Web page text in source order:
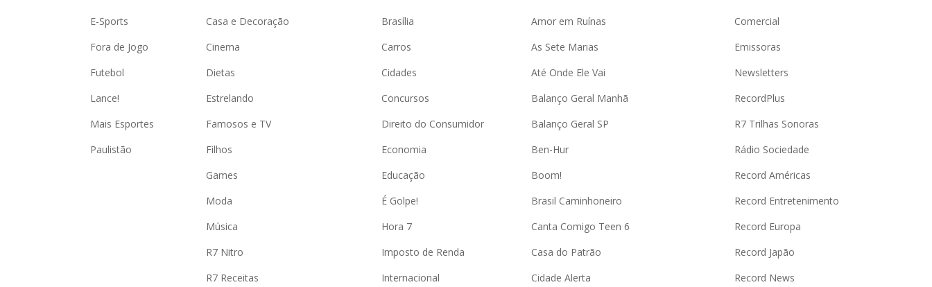
E-Sports
Fora de Jogo
Futebol
Lance!
Mais Esportes
Paulistão
Casa e Decoração
Cinema
Dietas
Estrelando
Famosos e TV
Filhos
Games
Moda
Música
R7 Nitro
R7 Receitas
Brasília
Carros
Cidades
Concursos
Direito do Consumidor
Economia
Educação
É Golpe!
Hora 7
Imposto de Renda
Internacional
Amor em Ruínas
As Sete Marias
Até Onde Ele Vai
Balanço Geral Manhã
Balanço Geral SP
Ben-Hur
Boom!
Brasil Caminhoneiro
Canta Comigo Teen 6
Casa do Patrão
Cidade Alerta
Comercial
Emissoras
Newsletters
RecordPlus
R7 Trilhas Sonoras
Rádio Sociedade
Record Américas
Record Entretenimento
Record Europa
Record Japão
Record News